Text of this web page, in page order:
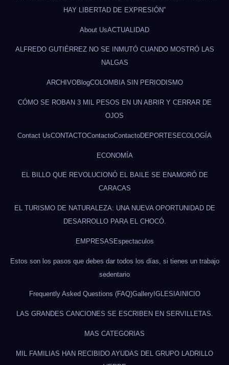
HAY LIBERTAD DE EXPRESIÓN”
About UsACTUALIDAD
ALFREDO GUTIÉRREZ NO SE INMUTÓ CUANDO MOSTRÓ LAS
NALGAS
ARCHIVOBlogCOLOMBIA SIN PERIODISMO
CÓMO SE ROBAN 3 MIL PESOS EN UN ABRIR Y CERRAR DE
OJOS
Contact UsCONTACTOContactoContactoDEPORTES ECOLOGÍA
ECONOMÍA
EL BILLO QUE REVOLUCIONÓ EL BAILE SE ENAMORÓ DE
CARACAS
EL TURISMO DE NATURALEZA: UNA NUEVA OPORTUNIDAD DE
DESARROLLO PARA EL CHOCÓ.
EMPRESAS Espectaculos
Estos son los pasos que debes dar todos los días, si tienes un trabajo
sedentario
Frequently Asked Questions (FAQ)GalleryIGLESIAINICIO
LAS GRANDES CANCIONES SE ESCRIBEN EN SERVILLETAS.
MAS CATEGORIAS
MIL FAMILIAS HAN RECIBIDO AYUDAS DEL GRUPO LADRILLO